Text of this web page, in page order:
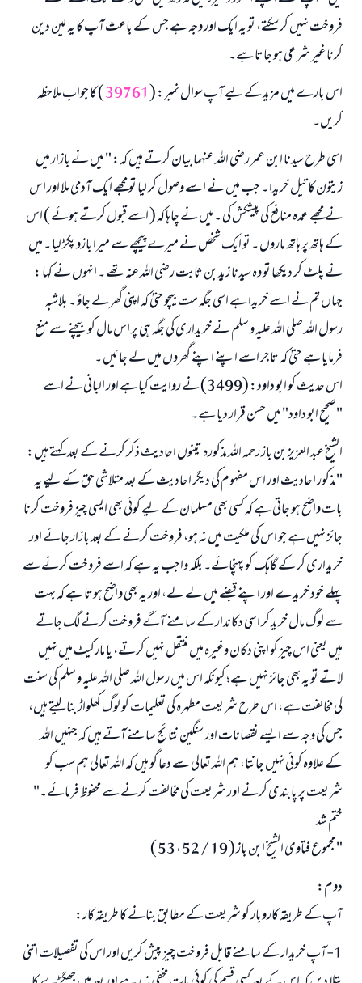
فروخت نہیں کر سکتے، تو یہ ایک اور وجہ ہے جس کے باعث آپ کا یہ لین دین
کرنا غیر شرعی ہو جاتا ہے۔
اس بارے میں مزید کے لیے آپ سوال نمبر: (39761) کا جواب ملاحظہ
کریں۔
اسی طرح سیدنا ابن عمر رضی اللہ عنہما بیان کرتے ہیں کہ: " میں نے بازار میں
زیتون کا تیل خریدا ۔ جب میں نے اسے وصول کر لیا تو مجھے ایک آدمی ملا اور اس
نے مجھے عمدہ منافع کی پیشکش کی ۔ میں نے چاہا کہ ( اسے قبول کرتے ہوئے ) اس
کے ہاتھ پر ہاتھ ماروں ۔ تو ایک شخص نے میرے پیچھے سے میرا بازو پکڑ لیا ۔ میں
نے پلٹ کر دیکھا تو وہ سیدنا زید بن ثابت رضی اللہ عنہ تھے ۔ انہوں نے کہا :
جہاں تم نے اسے خریدا ہے اسی جگہ مت بیچو حتیٰ کہ اپنی گھر لے جاؤ ۔ بلاشبہ
رسول اللہ صلی اللہ علیہ و سلم نے خریداری کی جگہ ہی پر اس مال کو بیچنے سے منع
فرمایا ہے حتیٰ کہ تاجر اسے اپنے اپنے گھروں میں لے جائیں ۔
اس حدیث کو ابو داود: (3499) نے روایت کیا ہے اور البانی نے اسے
"صحیح ابو داود" میں حسن قرار دیا ہے۔
الشیخ عبد العزیز بن باز رحمہ اللہ مذکورہ تینوں احادیث ذکر کرنے کے بعد کہتے ہیں:
"مذکور احادیث اور اس مفہوم کی دیگر احادیث کے بعد متلاشی حق کے لیے یہ
بات واضح ہو جاتی ہے کہ کسی بھی مسلمان کے لیے کوئی بھی ایسی چیز فروخت کرنا
جائز نہیں ہے جو اس کی ملکیت میں نہ ہو، فروخت کرنے کے بعد بازار جائے اور
خریداری کر کے گاہک کو پہنچائے۔ بلکہ واجب یہ ہے کہ اسے فروخت کرنے سے
پہلے خود خریدے اور اپنے قبضے میں لے لے، اور یہ بھی واضح ہوتا ہے کہ بہت
سے لوگ مال خرید کر اسی دکاندار کے سامنے آگے فروخت کرنے لگ جاتے
ہیں یعنی اس چیز کو اپنی دکان وغیرہ میں منتقل نہیں کرتے، یا مارکیٹ میں نہیں
لاتے تو یہ بھی جائز نہیں ہے؛ کیونکہ اس میں رسول اللہ صلی اللہ علیہ و سلم کی سنت
کی مخالفت ہے، اس طرح شریعت مطہرہ کی تعلیمات کو لوگ کھلواڑ بنا لیتے ہیں،
جس کی وجہ سے ایسے نقصانات اور سنگین نتائج سامنے آتے ہیں کہ جنہیں اللہ
کے علاوہ کوئی نہیں جانتا، ہم اللہ تعالی سے دعا گو ہیں کہ اللہ تعالی ہم سب کو
شریعت پر پابندی کرنے اور شریعت کی مخالفت کرنے سے محفوظ فرمائے۔"
ختم شد
" مجموع فتاوى الشيخ ابن باز ( 19 / 52 ، 53 )
دوم:
آپ کے طریقہ کاروبار کو شریعت کے مطابق بنانے کا طریقہ کار:
1-آپ خریدار کے سامنے قابل فروخت چیز پیش کریں اور اس کی تفصیلات اتنی
رسول اللہ صلی اللہ علیہ و سلم کا فرمان ہے:
نیکی کی رہنمائی کرنے والے کو بھی نیکی کرنے والے کے برابر اجر ملتا ہے۔